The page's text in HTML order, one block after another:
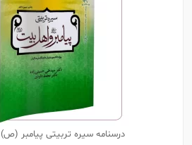
درسنامه سیره تربیتی پیامبر